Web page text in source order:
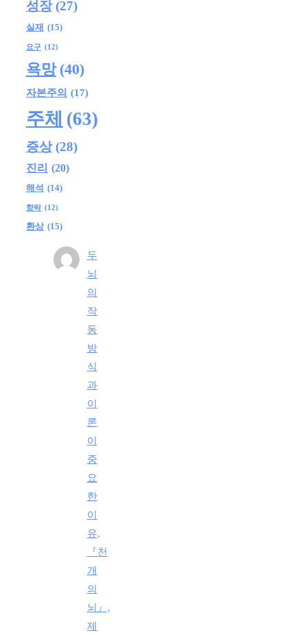
성장 (27)
실재 (15)
요구 (12)
욕망 (40)
자본주의 (17)
주체 (63)
증상 (28)
진리 (20)
해석 (14)
향락 (12)
환상 (15)
두
뇌
의
작
동
방
식
과
이
론
이
중
요
한
이
유,
『천
개
의
뇌』,
제